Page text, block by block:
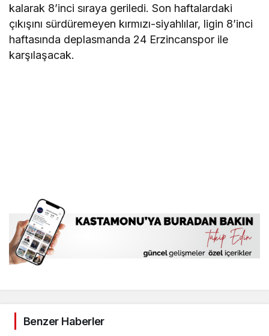
kalarak 8’inci sıraya geriledi. Son haftalardaki
çıkışını sürdüremeyen kırmızı-siyahlılar, ligin 8’inci
haftasında deplasmanda 24 Erzincanspor ile
karşılaşacak.
Benzer Haberler